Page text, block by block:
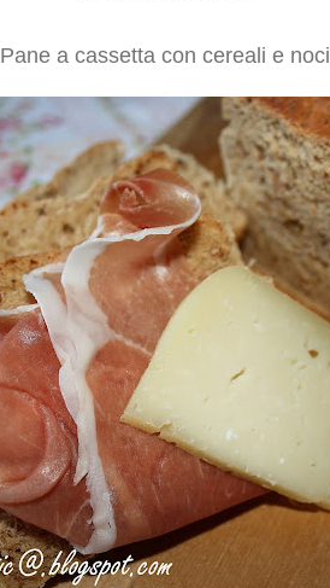
Pane a cassetta con cereali e noci